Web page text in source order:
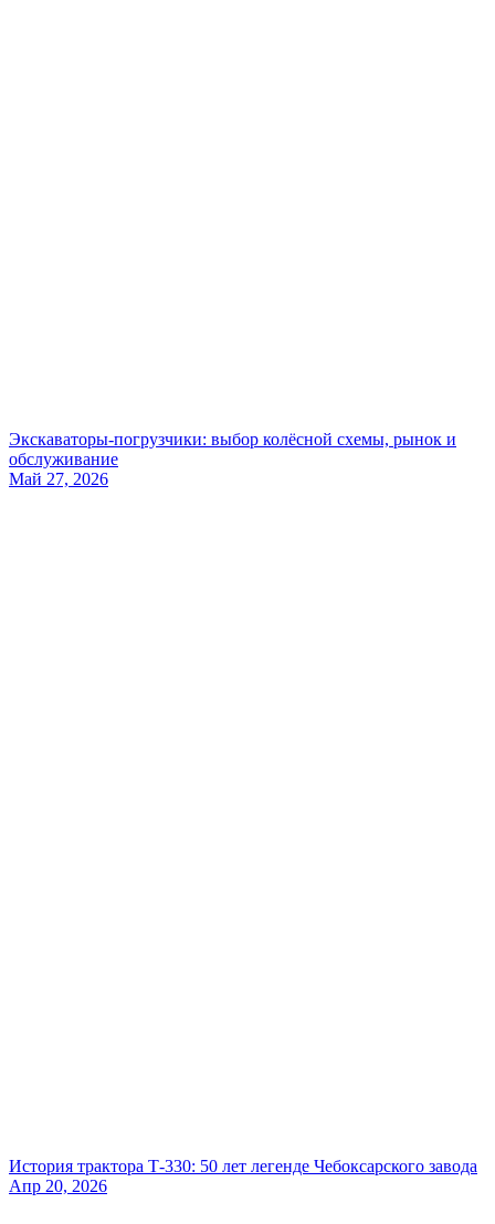
Экскаваторы-погрузчики: выбор колёсной схемы, рынок и
обслуживание
Май 27, 2026
История трактора Т-330: 50 лет легенде Чебоксарского завода
Апр 20, 2026